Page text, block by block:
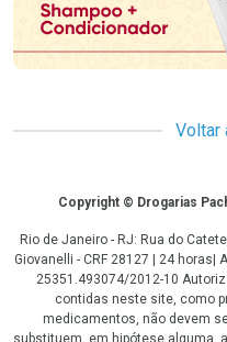
Voltar
CopyrightCopyright © Drogarias
Rio de Janeiro - RJ: Rua do
Giovanelli - CRF 28127 | 24
25351.493074/2012-10
contidas neste site, como
medicamentos, não devem
substituem, em hipótese alguma,